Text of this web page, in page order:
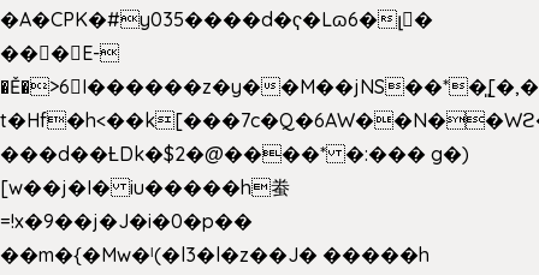
�A�CPK�#y035����d�ҁ�Lɷ6�լ�
���E-
�Ě�>6򁊔I������z�y�
���d��ȽDk�$2�@����* �:��� g�)
[w��j�I� iu�����h䖭
=!x�9��j�J�i�0�p��
��m�{�Mw�ˡ(�l3�l�z��J� �����h